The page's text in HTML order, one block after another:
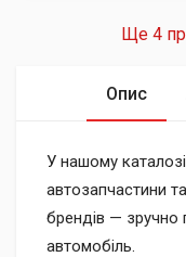
Опис
У нашому каталозі
автозапчастини
брендів — зручно
автомобіль.